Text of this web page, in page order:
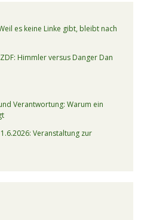
es keine Linke gibt, bleibt nach
Himmler versus Danger Dan
Verantwortung: Warum ein
Veranstaltung zur